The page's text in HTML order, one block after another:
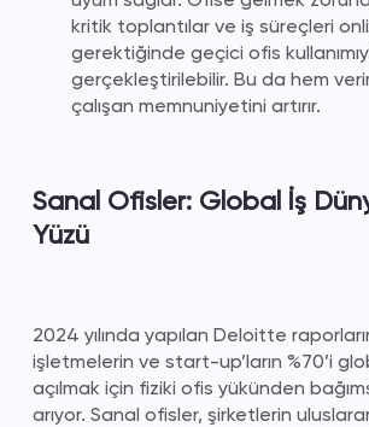
kritik toplantılar ve iş süreçleri
gerektiğinde geçici ofis
gerçekleştirilebilir. Bu da hem
çalışan memnuniyetini artırır.
Sanal Ofisler: Global İş
Yüzü
2024 yılında yapılan Deloitte
işletmelerin ve start-up’ların %70’i
açılmak için fiziki ofis yükünden
arıyor. Sanal ofisler, şirketlerin